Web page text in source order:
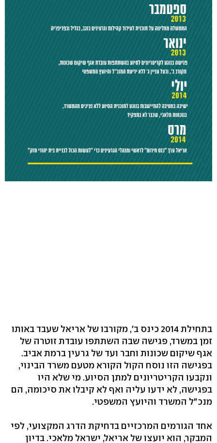
בתחילת 2014 כינס ב', מקורבו של אריאל שעבד באותו
זמן במשרד, פגישה שבה השתתפו עובדת זוטרה של
אגף שיקום שכונות וחבר ועד של גרעין ברמת אביב.
בפגישה הזו נוסח הקול הקורא מטעם משרד הבינוי,
ונקבעו הקריטריונים למתן הסיוע. מי שלא היו
בפגישה, לא ידעו עליה ואף לא קיבלו את סיכומה, הם
מנכ"ל המשרד והיועץ המשפטי.
אחד הגורמים המרכזיים בדחיקת הדרג המקצועי, לפי
המבקר, הוא יועצו של אריאל, ישראל מלאכי. בדיון